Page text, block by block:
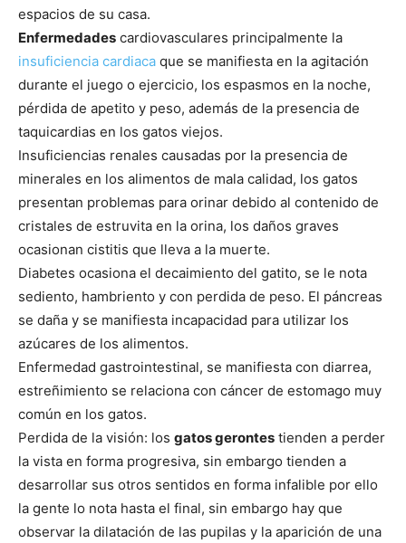
espacios de su casa.
Enfermedades cardiovasculares principalmente la
insuficiencia cardiaca que se manifiesta en la agitación
durante el juego o ejercicio, los espasmos en la noche,
pérdida de apetito y peso, además de la presencia de
taquicardias en los gatos viejos.
Insuficiencias renales causadas por la presencia de
minerales en los alimentos de mala calidad, los gatos
presentan problemas para orinar debido al contenido de
cristales de estruvita en la orina, los daños graves
ocasionan cistitis que lleva a la muerte.
Diabetes ocasiona el decaimiento del gatito, se le nota
sediento, hambriento y con perdida de peso. El páncreas
se daña y se manifiesta incapacidad para utilizar los
azúcares de los alimentos.
Enfermedad gastrointestinal, se manifiesta con diarrea,
estreñimiento se relaciona con cáncer de estomago muy
común en los gatos.
Perdida de la visión: los gatos gerontes tienden a perder
la vista en forma progresiva, sin embargo tienden a
desarrollar sus otros sentidos en forma infalible por ello
la gente lo nota hasta el final, sin embargo hay que
observar la dilatación de las pupilas y la aparición de una